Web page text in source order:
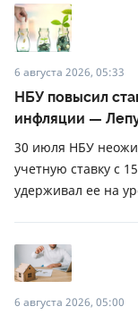
6 августа 2026, 05:33
НБУ повысил
инфляции —
30 июля НБУ
учетную ставку с
удерживал ее на
6 августа 2026, 05:00